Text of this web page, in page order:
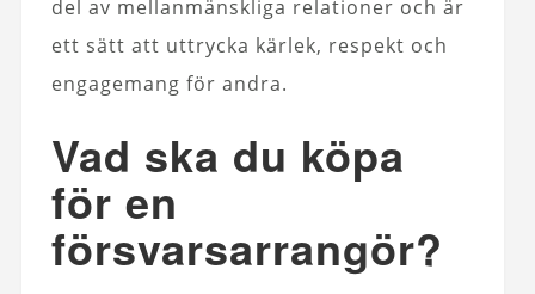
del av mellanmänskliga relationer och är
ett sätt att uttrycka kärlek, respekt och
engagemang för andra.
Vad ska du köpa
för en
försvarsarrangör?